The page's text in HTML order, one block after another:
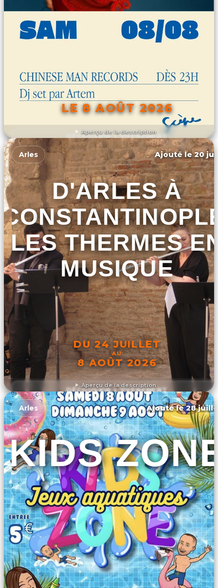
Aperçu de la description
LE 8 AOÛT 2026
DÉCOUVRIR L'ÉVÉNEMENT
Aperçu de la description
Arles Ajouté le 20
D'ARLES À
LES THERMES
MUSIQUE
DU 24 JUILLET
AU
8 AOÛT 2026
DÉCOUVRIR L'ÉVÉNEMENT
Arles Ajouté le 28
KIDS